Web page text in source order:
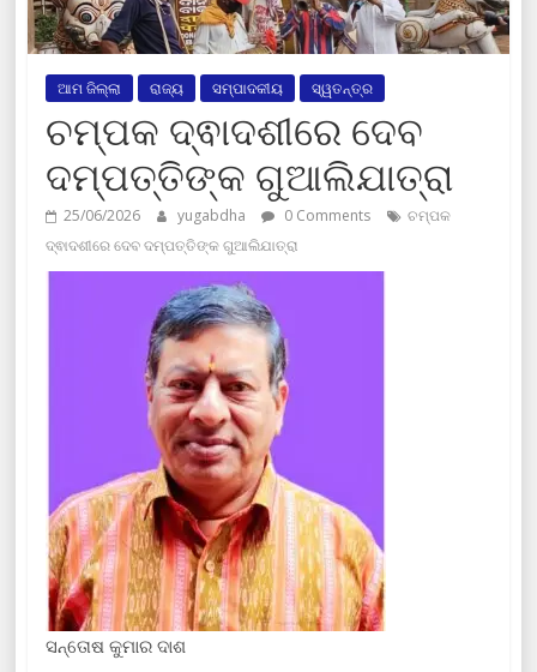
ଆମ ଜିଲ୍ଲା ରାଜ୍ୟ ସମ୍ପାଦକୀୟ ସ୍ୱତନ୍ତ୍ର
ଚମ୍ପକ ଦ୍ଵାଦଶୀରେ ଦେବ
ଦମ୍ପତ୍ତିଙ୍କ ଗୁଆଲିଯାତ୍ରା
25/06/2026 yugabdha 0 Comments
ଚମ୍ପକ
ଦ୍ଵାଦଶୀରେ ଦେବ ଦମ୍ପତ୍ତିଙ୍କ ଗୁଆଲିଯାତ୍ରା
ସନ୍ତୋଷ କୁମାର ଦାଶ